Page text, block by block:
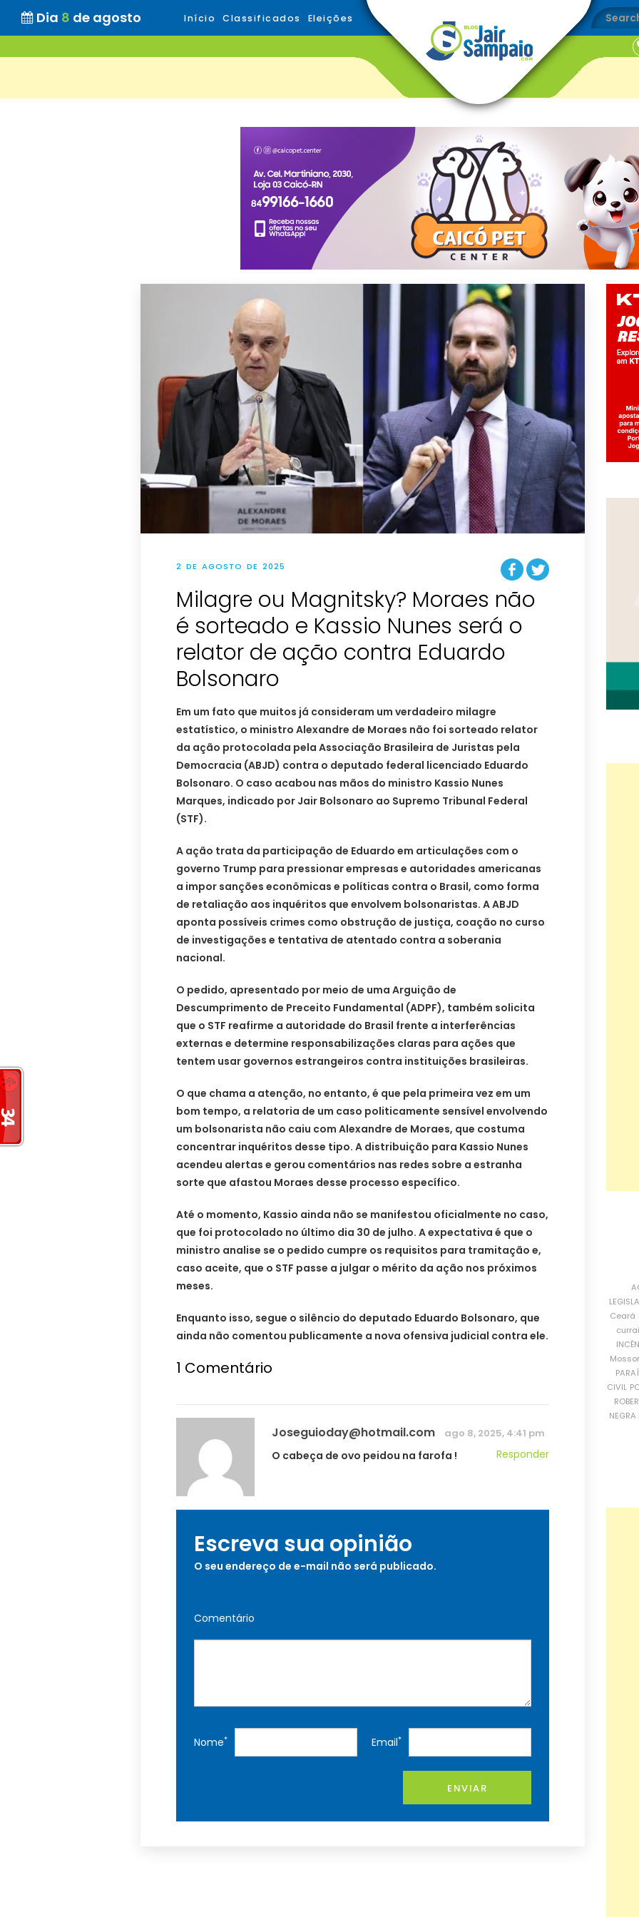
Dia 8 de agosto Início Classificados Eleições
2 DE AGOSTO DE 2025
Milagre ou Magnitsky? Moraes não
é sorteado e Kassio Nunes será o
relator de ação contra Eduardo
Bolsonaro
Em um fato que muitos já consideram um verdadeiro milagre
estatístico, o ministro Alexandre de Moraes não foi sorteado relator
da ação protocolada pela Associação Brasileira de Juristas pela
Democracia (ABJD) contra o deputado federal licenciado Eduardo
Bolsonaro. O caso acabou nas mãos do ministro Kassio Nunes
Marques, indicado por Jair Bolsonaro ao Supremo Tribunal Federal
(STF).
A ação trata da participação de Eduardo em articulações com o
governo Trump para pressionar empresas e autoridades americanas
a impor sanções econômicas e políticas contra o Brasil, como forma
de retaliação aos inquéritos que envolvem bolsonaristas. A ABJD
aponta possíveis crimes como obstrução de justiça, coação no curso
de investigações e tentativa de atentado contra a soberania
nacional.
O pedido, apresentado por meio de uma Arguição de
Descumprimento de Preceito Fundamental (ADPF), também solicita
que o STF reafirme a autoridade do Brasil frente a interferências
externas e determine responsabilizações claras para ações que
tentem usar governos estrangeiros contra instituições brasileiras.
O que chama a atenção, no entanto, é que pela primeira vez em um
bom tempo, a relatoria de um caso politicamente sensível envolvendo
um bolsonarista não caiu com Alexandre de Moraes, que costuma
concentrar inquéritos desse tipo. A distribuição para Kassio Nunes
acendeu alertas e gerou comentários nas redes sobre a estranha
sorte que afastou Moraes desse processo específico.
Até o momento, Kassio ainda não se manifestou oficialmente no caso,
que foi protocolado no último dia 30 de julho. A expectativa é que o
ministro analise se o pedido cumpre os requisitos para tramitação e,
caso aceite, que o STF passe a julgar o mérito da ação nos próximos
meses.
Enquanto isso, segue o silêncio do deputado Eduardo Bolsonaro, que
ainda não comentou publicamente a nova ofensiva judicial contra ele.
1 Comentário
Joseguioday@hotmail.com ago 8, 2025, 4:41 pm
Responder
O cabeça de ovo peidou na farofa !
Escreva sua opinião
O seu endereço de e-mail não será publicado.
Comentário
Nome* Email*
ENVIAR
Ceará
CIVIL
NEGRA